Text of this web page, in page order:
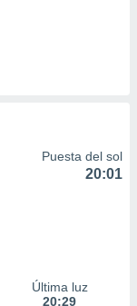
Puesta del sol
20:01
Última luz
20:29